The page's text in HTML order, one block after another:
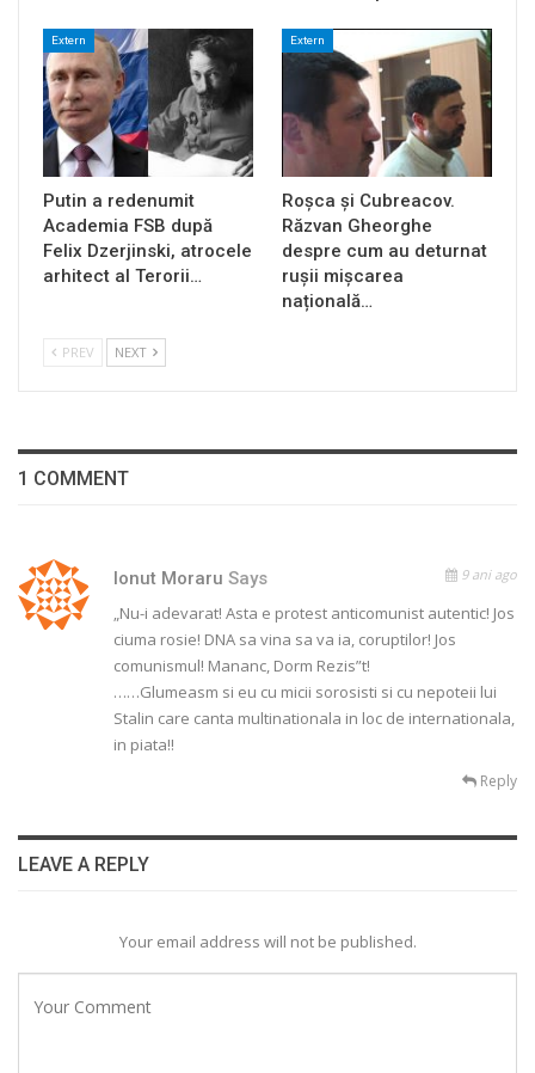
Extern
Putin a redenumit
Academia FSB după
Felix Dzerjinski, atrocele
arhitect al Terorii…
Extern
Roșca și Cubreacov.
Răzvan Gheorghe
despre cum au deturnat
rușii mișcarea
națională…
PREV NEXT
1 COMMENT
Ionut Moraru Says 9 ani ago
„Nu-i adevarat! Asta e protest anticomunist autentic! Jos
ciuma rosie! DNA sa vina sa va ia, coruptilor! Jos
comunismul! Mananc, Dorm Rezis”t!
……Glumeasm si eu cu micii sorosisti si cu nepoteii lui
Stalin care canta multinationala in loc de internationala,
in piata!!
Reply
LEAVE A REPLY
Your email address will not be published.